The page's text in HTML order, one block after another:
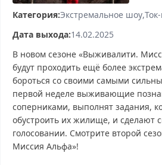
Категория:Экстремальное шоу
Дата выхода:14.02.2025
В новом сезоне «Выживалити.
будут проходить ещё более
бороться со своими самыми
первой неделе выживающие
соперниками, выполнят задания,
обустроить их жилище, и сделают
голосовании. Смотрите второй
Миссия Альфа»!